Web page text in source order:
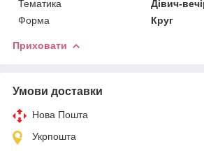
Тематика
Дівич-
Форма
Круг
Приховати
Умови доставки
Нова Пошта
Укрпошта